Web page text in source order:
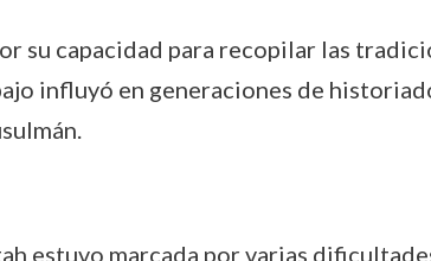
su capacidad para recopilar las
influyó en generaciones de
estuvo marcada por varias